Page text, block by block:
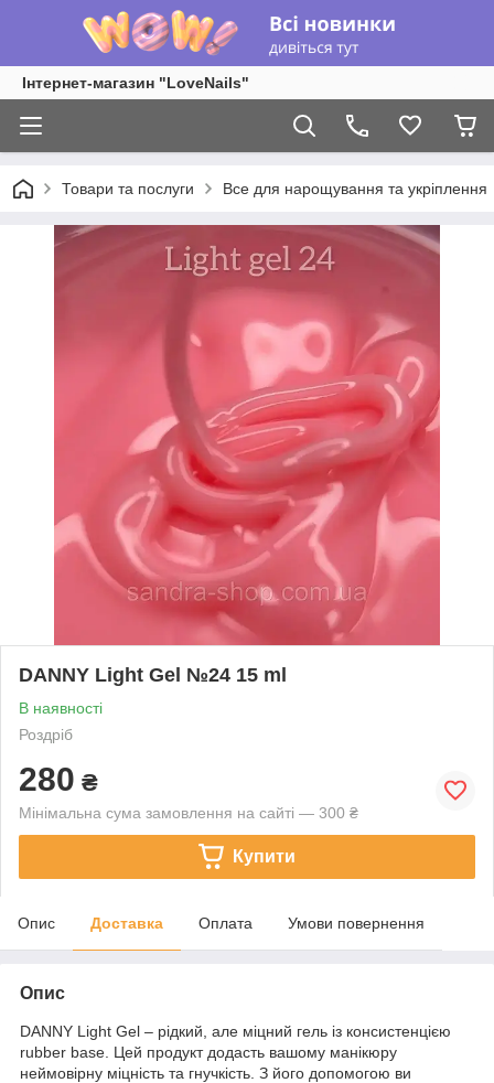
Інтернет-магазин "LoveNails"
Товари та послуги Все для нарощування та укріплення
DANNY Light Gel №24 15 ml
В наявності
Роздріб
280 ₴
Мінімальна сума замовлення на сайті — 300 ₴
Купити
Опис Доставка Оплата Умови повернення
Опис
DANNY Light Gel – рідкий, але міцний гель із консистенцією
rubber base. Цей продукт додасть вашому манікюру
неймовірну міцність та гнучкість. З його допомогою ви